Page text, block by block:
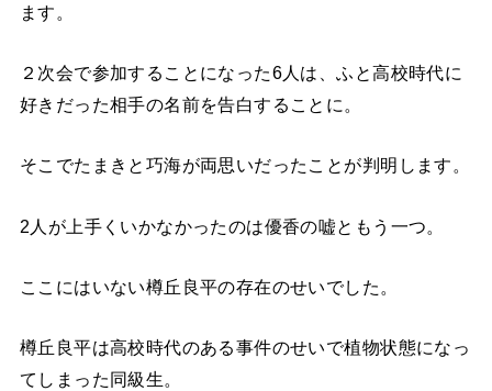
ます。
２次会で参加することになった6人は、ふと高校時代に
好きだった相手の名前を告白することに。
そこでたまきと巧海が両思いだったことが判明します。
2人が上手くいかなかったのは優香の嘘ともう一つ。
ここにはいない樽丘良平の存在のせいでした。
樽丘良平は高校時代のある事件のせいで植物状態になっ
てしまった同級生。